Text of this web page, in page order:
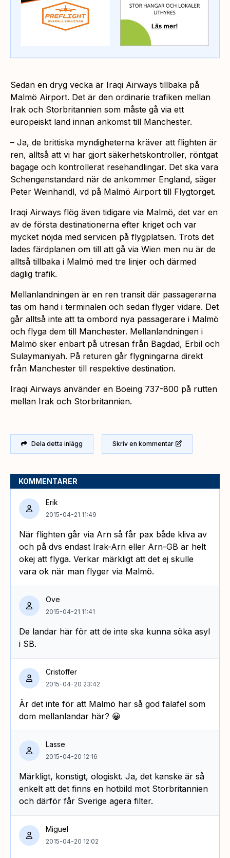
Sedan en dryg vecka är Iraqi Airways tillbaka på
Malmö Airport. Det är den ordinarie trafiken mellan
Irak och Storbritannien som måste gå via ett
europeiskt land innan ankomst till Manchester.
– Ja, de brittiska myndigheterna kräver att flighten är
ren, alltså att vi har gjort säkerhetskontroller, röntgat
bagage och kontrollerat resehandlingar. Det ska vara
Schengenstandard när de ankommer England, säger
Peter Weinhandl, vd på Malmö Airport till Flygtorget.
Iraqi Airways flög även tidigare via Malmö, det var en
av de första destinationerna efter kriget och var
mycket nöjda med servicen på flygplatsen. Trots det
lades färdplanen om till att gå via Wien men nu är de
alltså tillbaka i Malmö med tre linjer och därmed
daglig trafik.
Mellanlandningen är en ren transit där passagerarna
tas om hand i terminalen och sedan flyger vidare. Det
går alltså inte att ta ombord nya passagerare i Malmö
och flyga dem till Manchester. Mellanlandningen i
Malmö sker enbart på utresan från Bagdad, Erbil och
Sulaymaniyah. På returen går flygningarna direkt
från Manchester till respektive destination.
Iraqi Airways använder en Boeing 737-800 på rutten
mellan Irak och Storbritannien.
Dela detta inlägg Skriv en kommentar
KOMMENTARER
Erik
2015-04-21 11:49
När flighten går via Arn så får pax både kliva av
och på dvs endast Irak-Arn eller Arn-GB är helt
okej att flyga. Verkar märkligt att det ej skulle
vara ok när man flyger via Malmö.
Ove
2015-04-21 11:41
De landar här för att de inte ska kunna söka asyl
i SB.
Cristoffer
2015-04-20 23:42
Är det inte för att Malmö har så god falafel som
dom mellanlandar här? 😀
Lasse
2015-04-20 12:16
Märkligt, konstigt, ologiskt. Ja, det kanske är så
enkelt att det finns en hotbild mot Storbritannien
och därför får Sverige agera filter.
Miguel
2015-04-20 12:02